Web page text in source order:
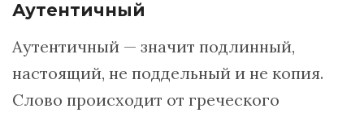
Аутентичный
Аутентичный — значит подлинный,
настоящий, не поддельный и не копия.
Слово происходит от греческого